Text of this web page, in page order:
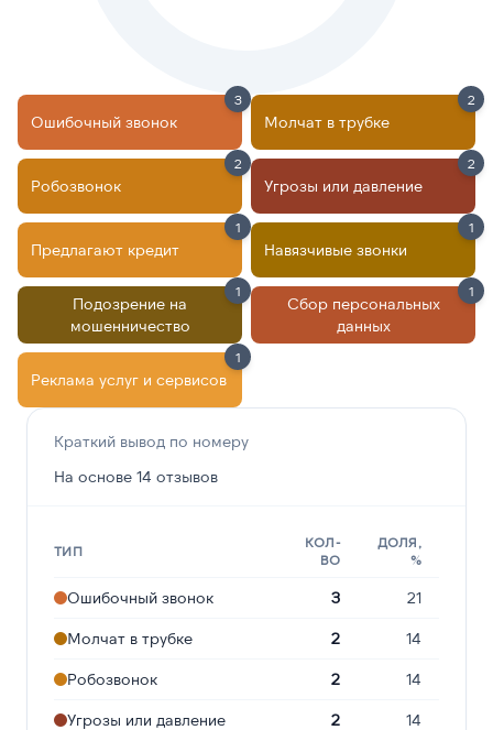
Ошибочный звонок
3
Молчат в трубке
2
Робозвонок
2
Угрозы или давление
2
Предлагают кредит
1
Навязчивые звонки
1
Подозрение на
мошенничество
1
Сбор персональных
данных
1
Реклама услуг и сервисов
1
Краткий вывод по номеру
На основе 14 отзывов
ТИП
КОЛ-
ВО
ДОЛЯ,
%
Ошибочный звонок 3 21
Молчат в трубке 2 14
Робозвонок 2 14
Угрозы или давление 2 14